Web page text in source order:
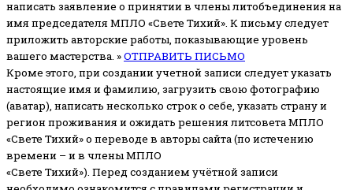
написать заявление о принятии в члены литобъединения на
имя председателя МПЛО «Свете Тихий». К письму следует
приложить авторские работы, показывающие уровень
вашего мастерства. »ОТПРАВИТЬ ПИСЬМО
Кроме этого, при создании учетной записи следует указать
настоящие имя и фамилию, загрузить свою фотографию
(аватар), написать несколько строк о себе, указать страну и
регион проживания и ожидать решения литсовета МПЛО
«Свете Тихий» о переводе в авторы сайта (по истечению
времени – и в члены МПЛО
«Свете Тихий»). Перед созданием учётной записи